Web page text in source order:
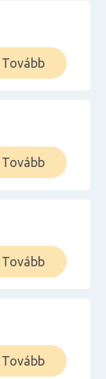
Tovább
Tovább
Tovább
Tovább